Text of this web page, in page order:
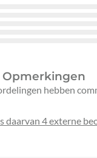
Opmerkingen
hebben
daarvan 4 externe